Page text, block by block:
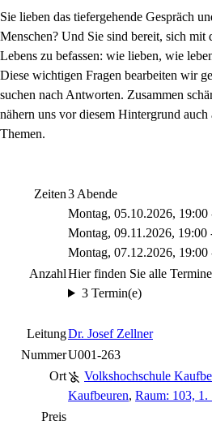
Sie lieben das tiefergehende Gespräch
Menschen? Und Sie sind bereit, sich mit
Lebens zu befassen: wie lieben, wie
Diese wichtigen Fragen bearbeiten wir
suchen nach Antworten. Zusammen
nähern uns vor diesem Hintergrund
Themen.
Zeiten3 Abende
Montag, 05.10.2026,
Montag, 09.11.2026, 19:00
Montag, 07.12.2026, 19:00
AnzahlHier finden Sie alle
3 Termin(e)
LeitungDr. Josef Zellner
NummerU001-263
Ort
Volkshochschule
Kaufbeuren, Raum: 103, 1.
Preis